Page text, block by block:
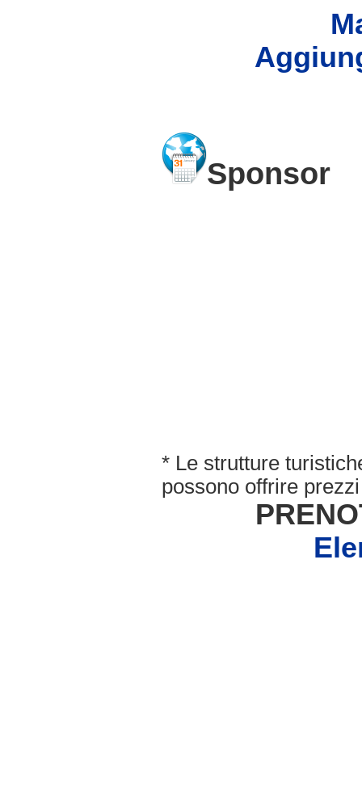
Sponsor
* Le strutture
possono offrire